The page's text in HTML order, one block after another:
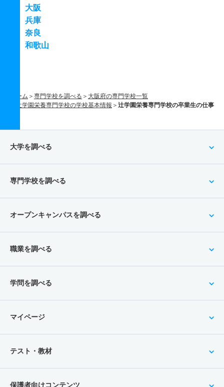
大阪
兵庫
奈良
和歌山
ホーム 専門学校を調べる
大阪府の専門学校一覧
辻学園栄養専門学校の学校基本情報
辻学園栄養専門学校の卒業生の仕事
大学を調べる
専門学校を調べる
オープンキャンパスを調べる
職業を調べる
学問を調べる
マイページ
テスト・教材
保護者向けコンテンツ